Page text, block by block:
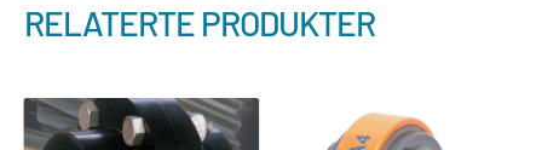
RELATERTE PRODUKTER